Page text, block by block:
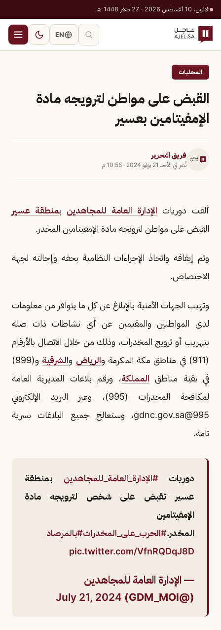
الاثنين، 10 أغسطس 2026 · 27 صفر 1448 هـ
EN
المحليات
القبض على مواطن لترويجه مادة
الإمفيتامين بعسير
فريق التحرير
نُشر في الأحد 21 يوليو 2024 · 10:56 م
ألقت دوريات الإدارة العامة للمجاهدين بمنطقة عسير
القبض على مواطن لترويجه مادة الإمفيتامين المخدر.
وتم إيقافه واتخاذ الإجراءات النظامية بحقه وإحالته لجهة
الاختصاص.
وتهيب الجهات الأمنية بالإبلاغ عن كل ما يتوافر من معلومات
لدى المواطنين والمقيمين عن أي نشاطات ذات صلة
بتهريب أو ترويج المخدرات، وذلك من خلال الاتصال بالأرقام
(911) في مناطق مكة المكرمة و
الرياض والشرقية
و(999)
في بقية مناطق المملكة، ورقم بلاغات المديرية العامة
لمكافحة المخدرات (995)، وعبر البريد الإلكتروني
995@gdnc.gov.sa
، وستعالج جميع البلاغات بسرية
تامة.
دوريات#الإدارة_العامة_للمجاهدين بمنطقة
عسير تقبض على شخص لترويجه مادة
الإمفيتامين
المخدر.#الحرب_على_المخدرات#بالمرصاد
pic.twitter.com/VfnRQDqJ8D
— الإدارة العامة للمجاهدين
(@GDM_MOI)
July 21, 2024